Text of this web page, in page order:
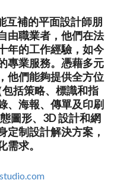
互補的平面設計師朋
由職業者，他們在法
年的工作經驗，如今
專業服務。憑藉多元
他們能夠提供全方位
括策略、標識和指
、海報、傳單及印刷
圖形、3D 設計和網
定制設計解決方案，
需求。